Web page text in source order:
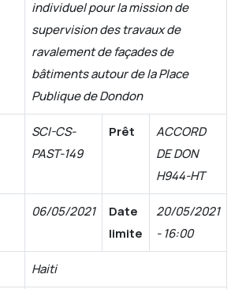
individuel pour la mission de
supervision des travaux de
ravalement de façades de
bâtiments autour de la Place
Publique de Dondon
SCI-CS-
PAST-149
Prêt
ACCORD
DE DON
H944-HT
06/05/2021
Date
limite
20/05/2021
- 16:00
Haiti